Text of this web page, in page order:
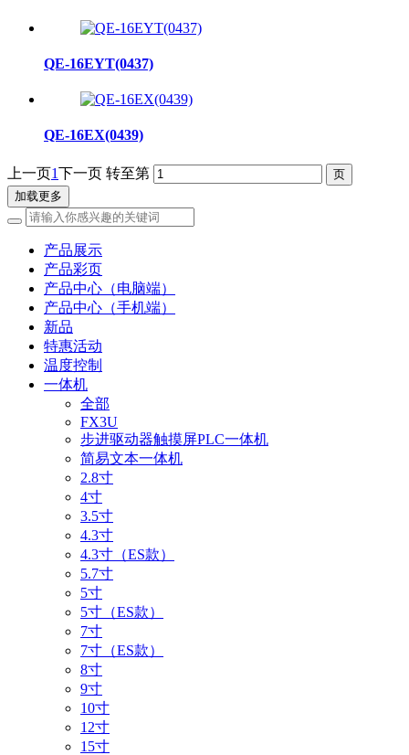
QE-16EYT(0437)
QE-16EX(0439)
上一页1下一页 转至第
加载更多
产品展示
产品彩页
产品中心（电脑端）
产品中心（手机端）
新品
特惠活动
温度控制
一体机
全部
FX3U
步进驱动器触摸屏PLC一体机
简易文本一体机
2.8寸
4寸
3.5寸
4.3寸
4.3寸（ES款）
5.7寸
5寸
5寸（ES款）
7寸
7寸（ES款）
8寸
9寸
10寸
12寸
15寸